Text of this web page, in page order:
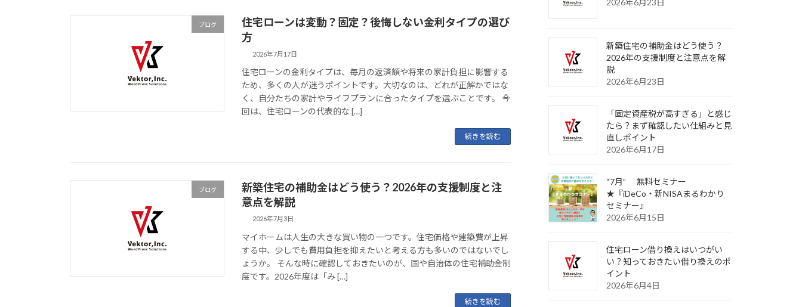
ブログ
住宅ローンは変動？固定？後悔しない金利タイプの選び
方
2026年7月17日
住宅ローンの金利タイプは、毎月の返済額や将来の家計負担に影響する
ため、多くの人が迷うポイントです。大切なのは、どれが正解かではな
く、自分たちの家計やライフプランに合ったタイプを選ぶことです。 今
回は、住宅ローンの代表的な […]
続きを読む
ブログ
新築住宅の補助金はどう使う？2026年の支援制度と注
意点を解説
2026年7月3日
マイホームは人生の大きな買い物の一つです。住宅価格や建築費が上昇
する中、少しでも費用負担を抑えたいと考える方も多いのではないでし
ょうか。 そんな時に確認しておきたいのが、国や自治体の住宅補助金制
度です。2026年度は「み […]
続きを読む
2026年6月23日
新築住宅の補助金はどう使う？
2026年の支援制度と注意点を解
説
2026年6月23日
「固定資産税が高すぎる」と感じ
たら？まず確認したい仕組みと見
直しポイント
2026年6月17日
“7月” 無料セミナー
★『iDeCo・新NISAまるわかり
セミナー』
2026年6月15日
住宅ローン借り換えはいつがい
い？知っておきたい借り換えのポ
イント
2026年6月4日